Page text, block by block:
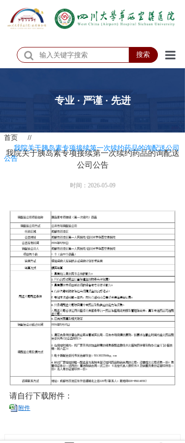
搜索
患者服务
党建工作
院务公开
健康须知
人才引进
VR全景导览
专业 · 严谨 · 先进
我院关于胰岛素专项接续第一次续约药品的询配送
公司公告
时间：2026-05-09
请自行下载附件：
附件
首页
//
我院关于胰岛素专项接续第一次续约药品的询配送公司
公告